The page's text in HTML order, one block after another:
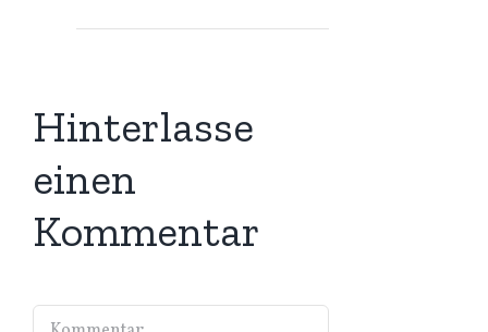
Hinterlasse
einen
Kommentar
Kommentar